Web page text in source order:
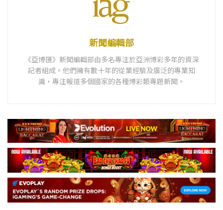
新聞編輯部
《亞博匯》新聞編輯部由多名專注於亞洲博彩多年的資深
記者組成。他們擁有數十年的從業經驗及廣泛的專業知
識，專注報道多個國家的各種博彩類專題新聞。